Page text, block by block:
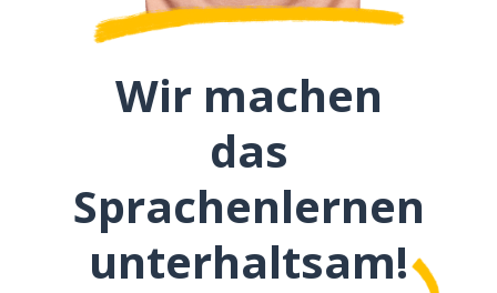
Wir machen
das
Sprachenlernen
unterhaltsam!